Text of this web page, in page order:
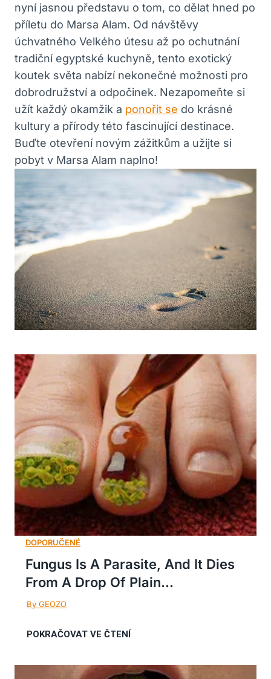
nyní jasnou představu o tom, co dělat hned po
příletu do Marsa Alam. Od návštěvy
úchvatného Velkého útesu až po ochutnání
tradiční egyptské kuchyně, tento exotický
koutek světa nabízí nekonečné možnosti pro
dobrodružství a odpočinek. Nezapomeňte si
užít každý okamžik a ponořit se do krásné
kultury a přírody této fascinující destinace.
Buďte otevření novým zážitkům a užijte si
pobyt v Marsa Alam naplno!
Fungus Is A Parasite, And It Dies
From A Drop Of Plain...